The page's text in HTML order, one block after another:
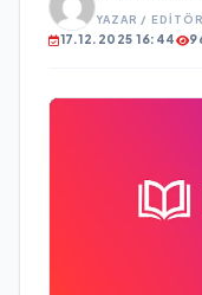
YAZAR / EDITÖR
17.12.2025 16:44